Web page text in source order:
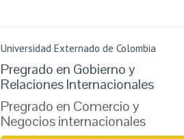
Universidad Externado de Colombia
Pregrado en Gobierno y
Relaciones Internacionales
Pregrado en Comercio y
Negocios internacionales